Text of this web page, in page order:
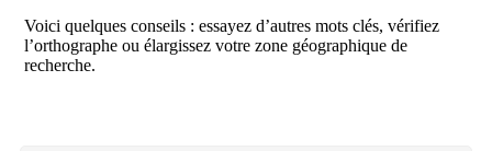
Voici quelques conseils : essayez d’autres mots clés, vérifiez
l’orthographe ou élargissez votre zone géographique de
recherche.